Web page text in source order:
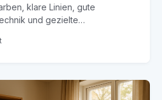
klare Linien, gute
und gezielte…